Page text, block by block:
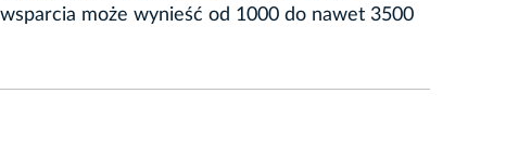
może wynieść od 1000 do nawet 3500